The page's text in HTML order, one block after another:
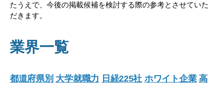
たうえで、今後の掲載候補を検討する際の参考とさせていた
だきます。
業界一覧
都道府県別 大学就職力 日経225社 ホワイト企業 高